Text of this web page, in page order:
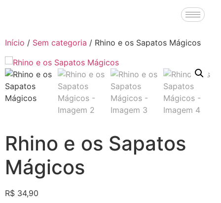
Início / Sem categoria / Rhino e os Sapatos Mágicos
Rhino e os Sapatos
Mágicos
R$ 34,90